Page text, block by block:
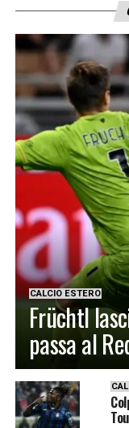
CALCIO ESTERO 13
Früchtl
passa al